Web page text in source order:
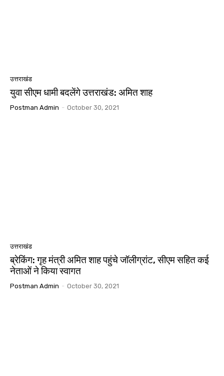
उत्तराखंड
युवा सीएम धामी बदलेंगे उत्तराखंड: अमित शाह
Postman Admin - October 30, 2021
उत्तराखंड
ब्रेकिंग: गृह मंत्री अमित शाह पहुंचे जॉलीग्रांट, सीएम सहित कई
नेताओं ने किया स्वागत
Postman Admin - October 30, 2021